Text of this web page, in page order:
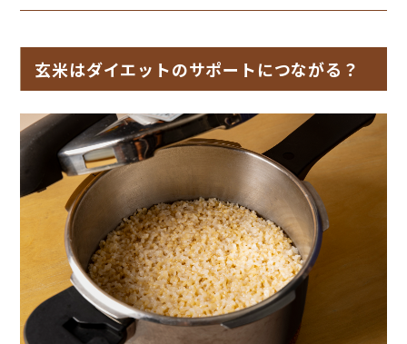
玄米はダイエットのサポートにつながる？